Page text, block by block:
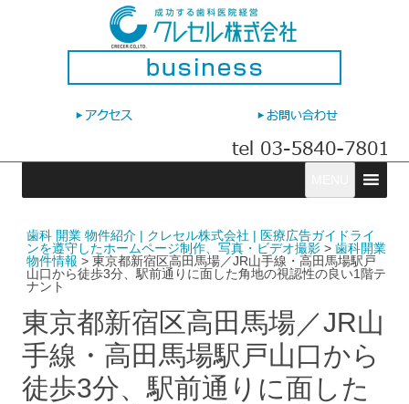
へ
ス
キ
ッ
プ
歯科 開業 物件紹介 | クレセル株式会社 | 医療広告ガイドライ
ンを遵守したホームページ制作、写真・ビデオ撮影 > 歯科開業
物件情報 > 東京都新宿区高田馬場／JR山手線・高田馬場駅戸
山口から徒歩3分、駅前通りに面した角地の視認性の良い1階テ
ナント
東京都新宿区高田馬場／JR山
手線・高田馬場駅戸山口から
徒歩3分、駅前通りに面した